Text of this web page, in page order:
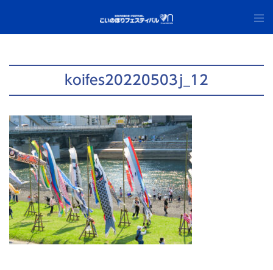
テ
ト
グ
メ
ュ
koifes20220503j_12